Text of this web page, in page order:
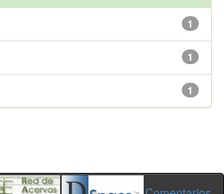
1
1
1